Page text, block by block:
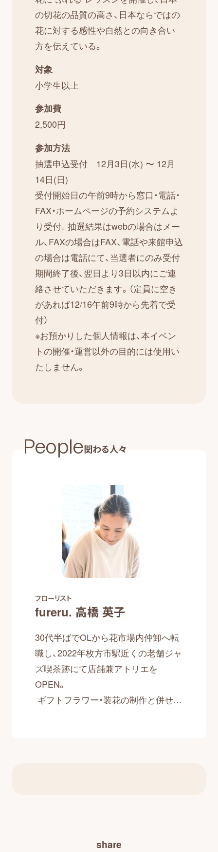
share
の切花の品質の高さ、日本ならではの
花に対する感性や自然との向き合い
方を伝えている。
対象
小学生以上
参加費
2,500円
参加方法
抽選申込受付 12月3日(水) 〜 12月
14日(日)
受付開始日の午前9時から窓口・電話・
FAX・ホームページの予約システムよ
り受付。抽選結果はwebの場合はメー
ル、FAXの場合はFAX、電話や来館申込
の場合は電話にて、当選者にのみ受付
期間終了後、翌日より3日以内にご連
絡させていただきます。（定員に空き
があれば12/16午前9時から先着で受
付）
※お預かりした個人情報は、本イベン
トの開催・運営以外の目的には使用い
たしません。
People関わる人々
フローリスト
fureru. 高橋 英子
30代半ばでOLから花市場内仲卸へ転
職し、2022年枚方市駅近くの老舗ジャ
ズ喫茶跡にて店舗兼アトリエを
OPEN。
ギフトフラワー・装花の制作と併せ